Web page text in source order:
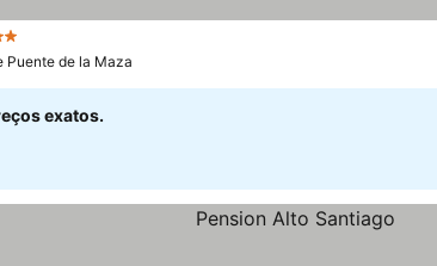
Puente de la Maza
exatos.